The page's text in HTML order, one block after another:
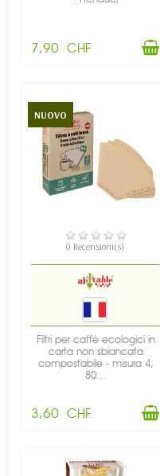
7,90 CHF
NUOVO
DISPONIBILE
0 Recensioni(s)
Filtri per caffè ecologici in
carta non sbiancata
compostabile - misura 4,
80...
3,60 CHF